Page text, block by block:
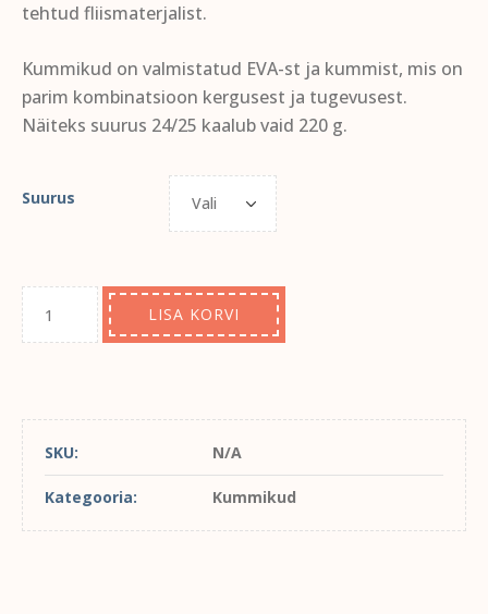
tehtud fliismaterjalist.
Kummikud on valmistatud EVA-st ja kummist, mis on
parim kombinatsioon kergusest ja tugevusest.
Näiteks suurus 24/25 kaalub vaid 220 g.
Suurus
LISA KORVI
SKU: N/A
Kategooria: Kummikud